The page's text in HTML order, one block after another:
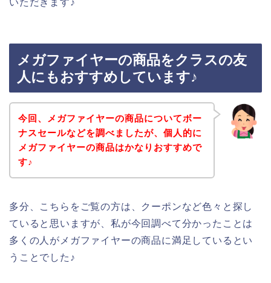
メガファイヤーの商品をクラスの友
人にもおすすめしています♪
今回、メガファイヤーの商品についてボー
ナスセールなどを調べましたが、個人的に
メガファイヤーの商品はかなりおすすめで
す♪
多分、こちらをご覧の方は、クーポンなど色々と探し
ていると思いますが、私が今回調べて分かったことは
多くの人がメガファイヤーの商品に満足しているとい
うことでした♪